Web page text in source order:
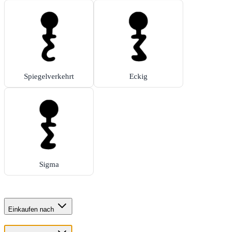
Spiegelverkehrt Eckig
Sigma
Einkaufen nach